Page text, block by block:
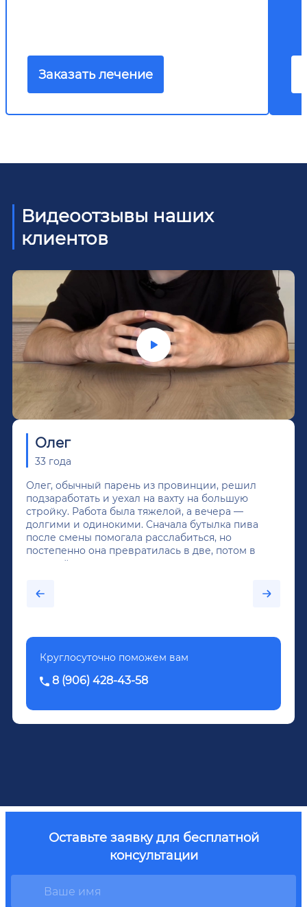
Заказать лечение
Видеоотзывы наших
клиентов
Олег
33 года
Олег, обычный парень из провинции, решил
подзаработать и уехал на вахту на большую
стройку. Работа была тяжелой, а вечера —
долгими и одинокими. Сначала бутылка пива
после смены помогала расслабиться, но
постепенно она превратилась в две, потом в
крепкий алкоголь, и вот он уже пил почти
было назначено кодирование по методу
Довженко.
Круглосуточно поможем вам
8 (906) 428-43-58
Оставьте заявку для бесплатной
консультации